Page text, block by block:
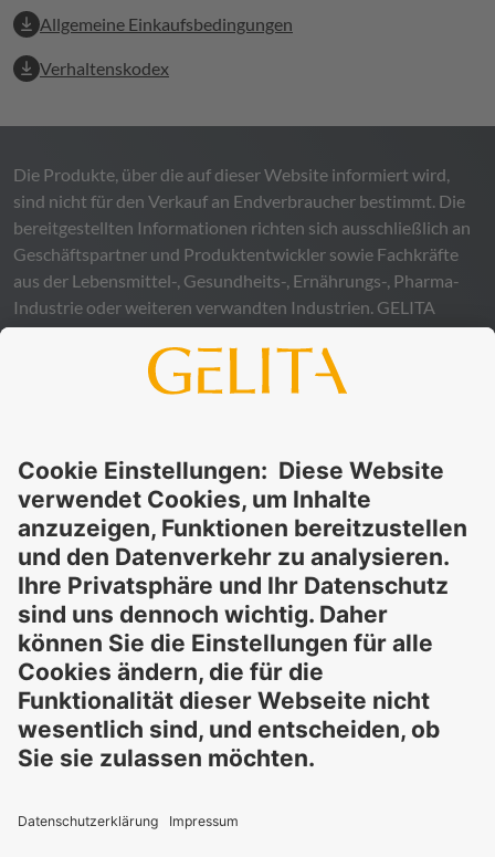
Allgemeine Einkaufsbedingungen
Verhaltenskodex
Die Produkte, über die auf dieser Website informiert wird,
sind nicht für den Verkauf an Endverbraucher bestimmt. Die
bereitgestellten Informationen richten sich ausschließlich an
Geschäftspartner und Produktentwickler sowie Fachkräfte
aus der Lebensmittel-, Gesundheits-, Ernährungs-, Pharma-
Industrie oder weiteren verwandten Industrien. GELITA
übernimmt keinerlei Gewähr – weder ausdrücklich noch
stillschweigend – für die Richtigkeit, Verlässlichkeit oder
Vollständigkeit der bereitgestellten Informationen und
Informationen ergeben könnte. Die Verwendung der
Informationen erfolgt auf eigenes Risiko und in eigener
Verantwortung.
Diese Erklärung entbindet Sie nicht von der Pflicht, eigene
Eignungsprüfungen und Tests durchzuführen, sowie alle
geltenden gesetzlichen Vorschriften einzuhalten und Rechte
Dritter zu respektieren. Die beschriebenen Produkte und
Konzepte sind nicht für den Einzelverkauf oder den direkten
Endverbrauch bestimmt. Sie sind nicht zur Diagnose,
Behandlung, Heilung oder Vorbeugung von Krankheiten
gedacht. Verwendungen und Aussagen zu
-Produkten